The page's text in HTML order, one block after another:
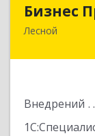
Бизнес
Лесной
Внедрений
624200,